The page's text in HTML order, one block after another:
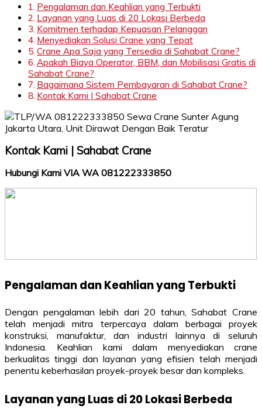
Pengalaman dan Keahlian yang Terbukti
Layanan yang Luas di 20 Lokasi Berbeda
Komitmen terhadap Kepuasan Pelanggan
Menyediakan Solusi Crane yang Tepat
Crane Apa Saja yang Tersedia di Sahabat Crane?
Apakah Biaya Operator, BBM, dan Mobilisasi Gratis di
Sahabat Crane?
Bagaimana Sistem Pembayaran di Sahabat Crane?
Kontak Kami | Sahabat Crane
Kontak Kami | Sahabat Crane
Hubungi Kami VIA WA 081222333850
Pengalaman dan Keahlian yang Terbukti
Dengan pengalaman lebih dari 20 tahun, Sahabat Crane
telah menjadi mitra terpercaya dalam berbagai proyek
konstruksi, manufaktur, dan industri lainnya di seluruh
Indonesia. Keahlian kami dalam menyediakan crane
berkualitas tinggi dan layanan yang efisien telah menjadi
penentu keberhasilan proyek-proyek besar dan kompleks.
Layanan yang Luas di 20 Lokasi Berbeda